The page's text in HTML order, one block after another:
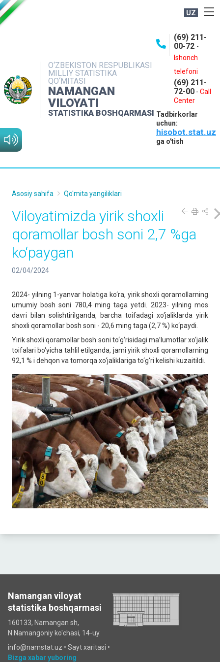
UZ
O‘ZBEKISTON RESPUBLIKASI
MILLIY STATISTIKA
QO‘MITASI
NAMANGAN
VILOYATI
STATISTIKA BOSHQARMASI
(69) 211-
00-72 -
Ishonch
telefoni
(69) 211-
72-00 - Call
Center
Tadbirkorlar
uchun:
hisobot.stat.uz
ga o'tish
NASHRLAR
INTERAKTIV XIZMATLAR
MATBUOT XIZMATI
MUROJAATLAR
Asosiy sahifa Qo'mita yangiliklari
Viloyatimizda yirik shoxli
qoramollar bosh soni 2,7 %ga
ko‘paygan
02/04/2024
2024- yilning 1-yanvar holatiga ko‘ra, yirik shoxli qoramollarning
umumiy bosh soni 780,4 ming taga yetdi. 2023- yilning mos
davri bilan solishtirilganda, barcha toifadagi xo‘jaliklarda yirik
shoxli qoramollar bosh soni - 20,6 ming taga (2,7 %) ko‘paydi.
Yirik shoxli qoramollar bosh soni to‘g‘risidagi ma’lumotlar xo‘jalik
toifalari bo‘yicha tahlil etilganda, jami yirik shoxli qoramollarning
92,1 % i dehqon va tomorqa xo‘jaliklariga to‘g‘ri kelishi kuzaitildi.
Namangan viloyat
statistika boshqarmasi
160133, Namangan sh,
N.Namangoniy ko'chasi, 14-uy.
info@namstat.uz • Sayt xaritasi •
Bizga xabar yuboring